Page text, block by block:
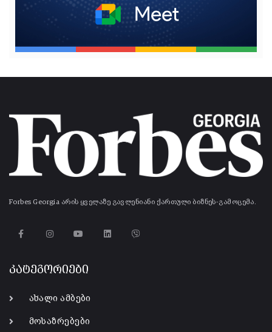
Forbes Georgia არის ყველაზე გავლენიანი ქართული ბიზნეს-გამოცემა.
კატეგორიები
ახალი ამბები
მოსაზრებები